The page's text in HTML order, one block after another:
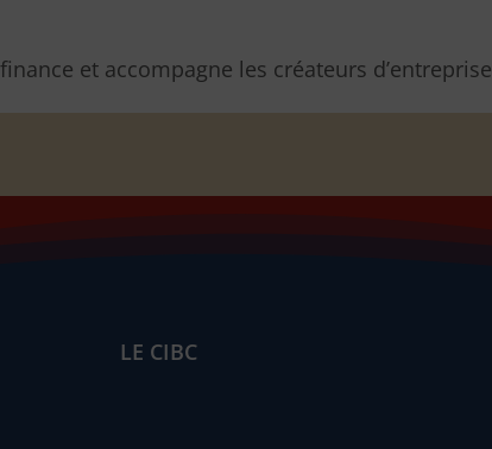
et accompagne les créateurs d’entreprise
LE CIBC